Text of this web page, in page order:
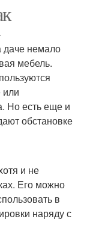
немало
мебель.
или
Но есть еще и
обстановке
и не
Его можно
в
наряду с